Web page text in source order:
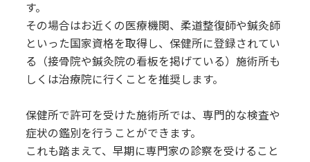
す。
その場合はお近くの医療機関、柔道整復師や鍼灸師
といった国家資格を取得し、保健所に登録されてい
る（接骨院や鍼灸院の看板を掲げている）施術所も
しくは治療院に行くことを推奨します。
保健所で許可を受けた施術所では、専門的な検査や
症状の鑑別を行うことができます。
これも踏まえて、早期に専門家の診察を受けること